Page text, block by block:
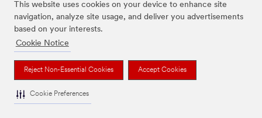
This website uses cookies on your device to enhance site
navigation, analyze site usage, and deliver you advertisements
based on your interests.
Cookie Notice
Reject Non-Essential Cookies Accept Cookies
Cookie Preferences